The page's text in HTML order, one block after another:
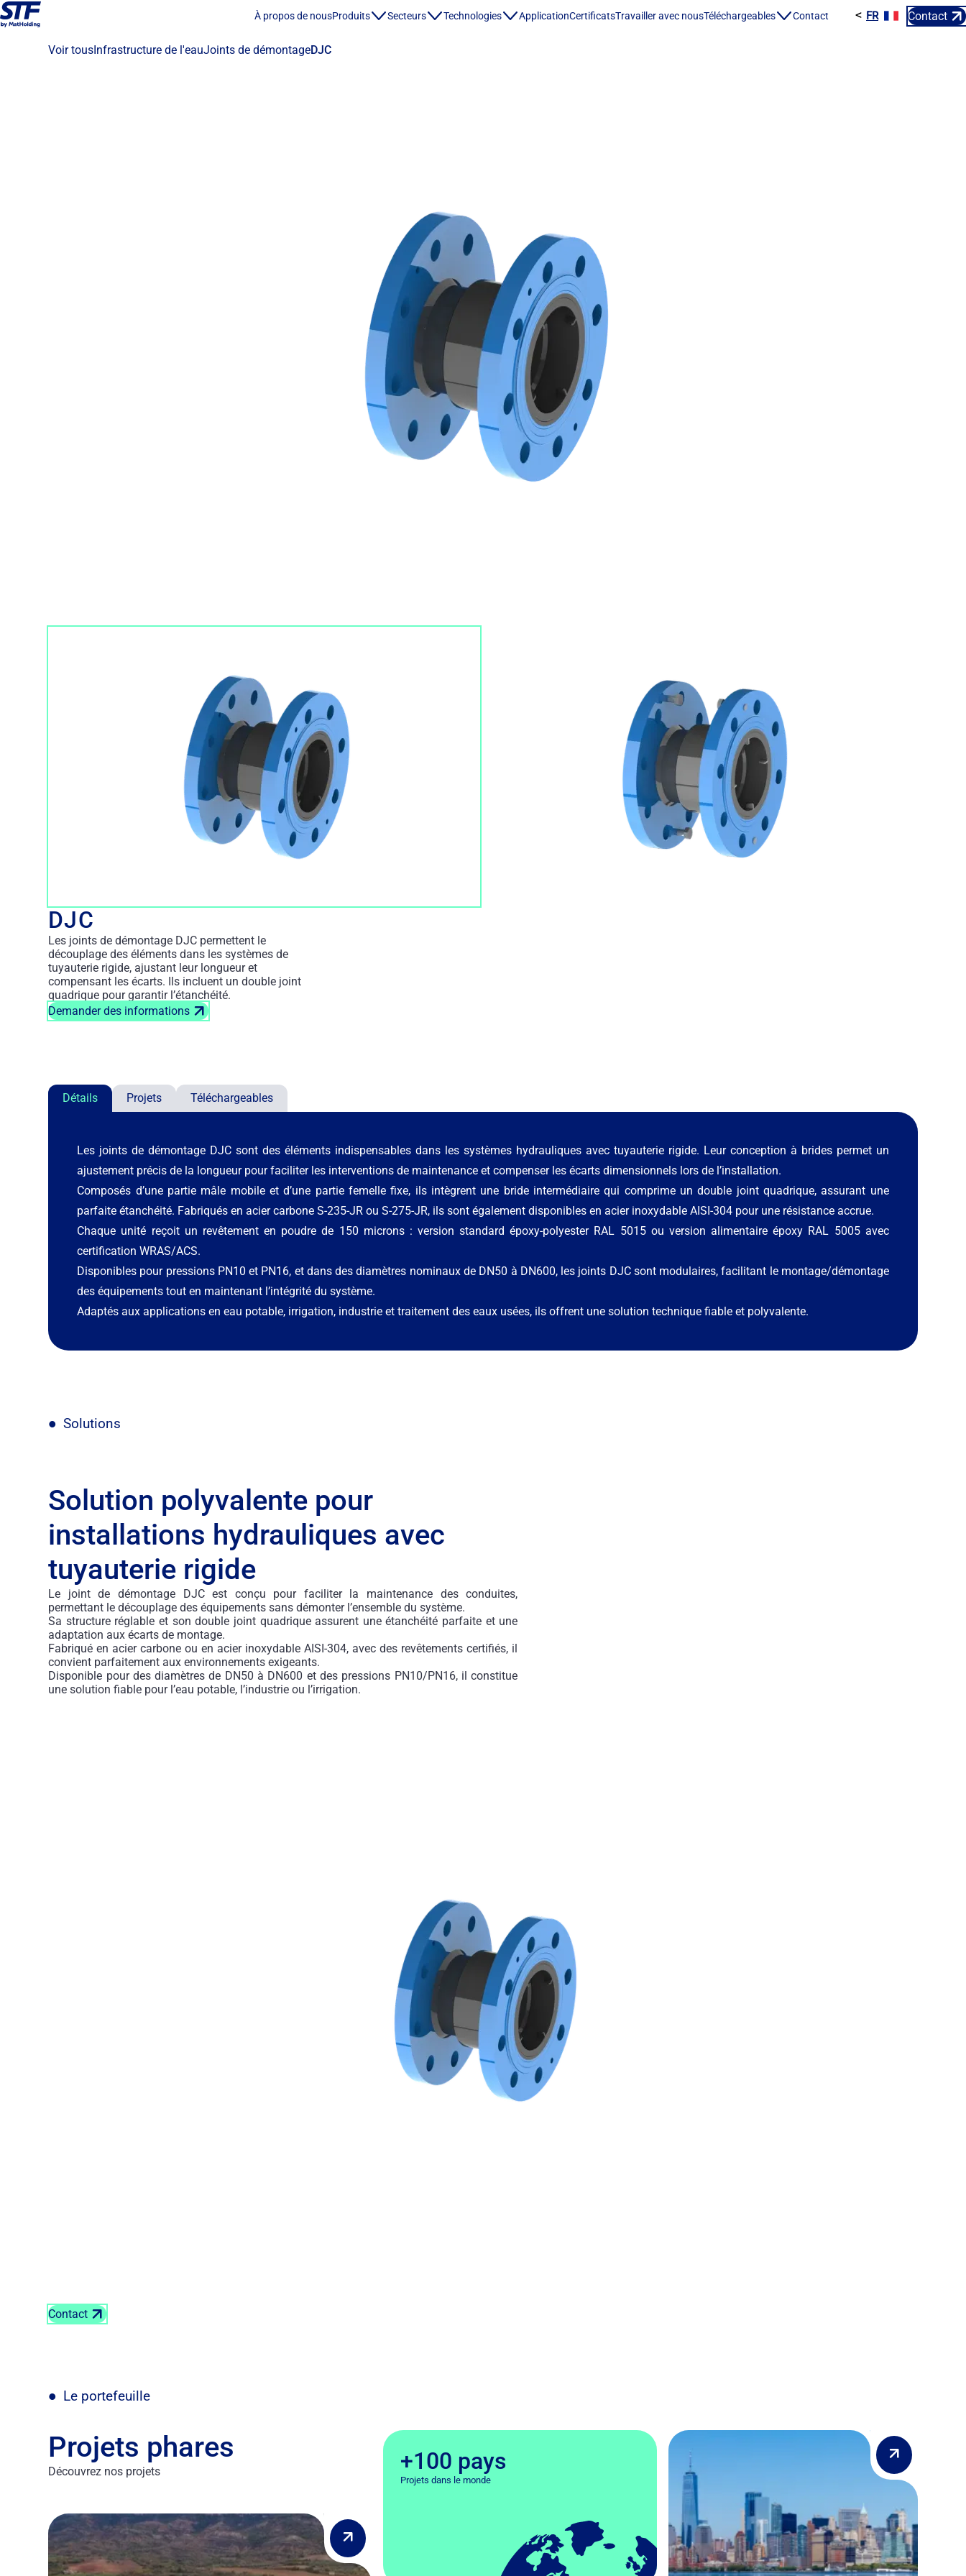
À propos de nousProduits Secteurs Technologies ApplicationCertificatsTravailler avec nousTéléchargeables Contact < FR ES
Contact
Voir tousInfrastructure de l'eauJoints de démontageDJC
DJC
Les joints de démontage DJC permettent le
découplage des éléments dans les systèmes de
tuyauterie rigide, ajustant leur longueur et
compensant les écarts. Ils incluent un double joint
quadrique pour garantir l’étanchéité.
Demander des informations
Détails Projets Téléchargeables
Les joints de démontage DJC sont des éléments indispensables dans les systèmes hydrauliques avec tuyauterie rigide. Leur conception à brides permet un
ajustement précis de la longueur pour faciliter les interventions de maintenance et compenser les écarts dimensionnels lors de l’installation.
Composés d’une partie mâle mobile et d’une partie femelle fixe, ils intègrent une bride intermédiaire qui comprime un double joint quadrique, assurant une
parfaite étanchéité. Fabriqués en acier carbone S-235-JR ou S-275-JR, ils sont également disponibles en acier inoxydable AISI-304 pour une résistance accrue.
Chaque unité reçoit un revêtement en poudre de 150 microns : version standard époxy-polyester RAL 5015 ou version alimentaire époxy RAL 5005 avec
certification WRAS/ACS.
Disponibles pour pressions PN10 et PN16, et dans des diamètres nominaux de DN50 à DN600, les joints DJC sont modulaires, facilitant le montage/démontage
des équipements tout en maintenant l’intégrité du système.
Adaptés aux applications en eau potable, irrigation, industrie et traitement des eaux usées, ils offrent une solution technique fiable et polyvalente.
Solutions
Solution polyvalente pour
installations hydrauliques avec
tuyauterie rigide
Le joint de démontage DJC est conçu pour faciliter la maintenance des conduites,
permettant le découplage des équipements sans démonter l’ensemble du système.
Sa structure réglable et son double joint quadrique assurent une étanchéité parfaite et une
adaptation aux écarts de montage.
Fabriqué en acier carbone ou en acier inoxydable AISI-304, avec des revêtements certifiés, il
convient parfaitement aux environnements exigeants.
Disponible pour des diamètres de DN50 à DN600 et des pressions PN10/PN16, il constitue
une solution fiable pour l’eau potable, l’industrie ou l’irrigation.
Contact
Le portefeuille
Projets phares
Découvrez nos projets +100 pays
Projets dans le monde